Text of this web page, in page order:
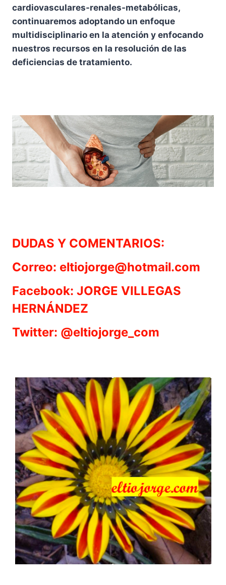
cardiovasculares-renales-metabólicas,
continuaremos adoptando un enfoque
multidisciplinario en la atención y enfocando
nuestros recursos en la resolución de las
deficiencias de tratamiento.
DUDAS Y COMENTARIOS:
Correo: eltiojorge@hotmail.com
Facebook: JORGE VILLEGAS
HERNÁNDEZ
Twitter: @eltiojorge_com